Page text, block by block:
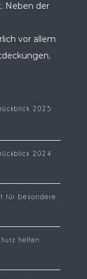
Neben der
vor allem
2025
2024
für besondere
helfen